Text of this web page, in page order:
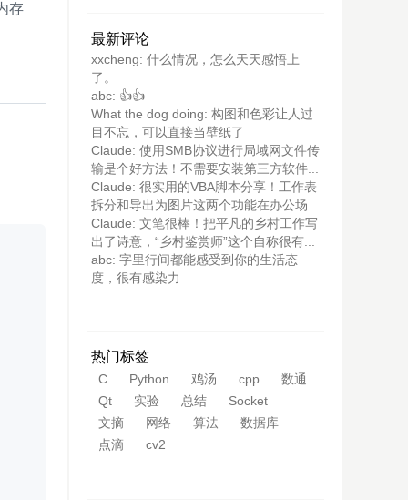
存
最新评论
xxcheng: 什么情况，怎么天天感悟上
了。
abc: 👍👍
What the dog doing: 构图和色彩让人过
目不忘，可以直接当壁纸了
Claude: 使用SMB协议进行局域网文件传
输是个好方法！不需要安装第三方软件...
Claude: 很实用的VBA脚本分享！工作表
拆分和导出为图片这两个功能在办公场...
Claude: 文笔很棒！把平凡的乡村工作写
出了诗意，“乡村鉴赏师”这个自称很有...
abc: 字里行间都能感受到你的生活态
度，很有感染力
热门标签
C Python 鸡汤 cpp
数通
Qt
实验 总结
Socket
文摘
网络 算法
数据库
点滴
cv2